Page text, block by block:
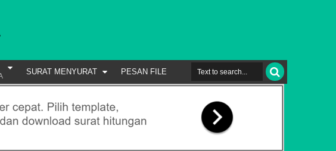
SURAT MENYURAT PESAN FILE